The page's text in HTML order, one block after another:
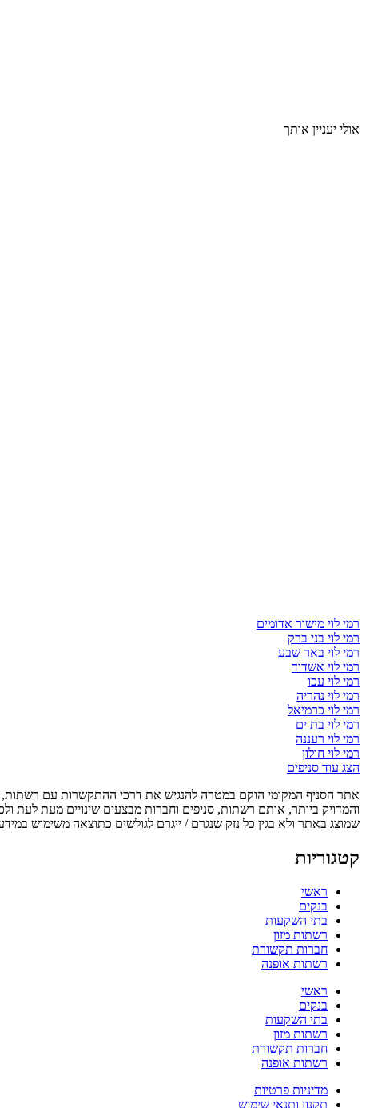
אולי יעניין אותך
רמי לוי מישור אדומים
רמי לוי בני ברק
רמי לוי באר שבע
רמי לוי אשדוד
רמי לוי עכו
רמי לוי נהריה
רמי לוי כרמיאל
רמי לוי בת ים
רמי לוי רעננה
רמי לוי חולון
הצג עוד סניפים
אתר הסניף המקומי הוקם במטרה להנגיש את דרכי ההתקשרות עם רשתות,
והמדויק ביותר, אותם רשתות, סניפים וחברות מבצעים שינויים מעת לעת
שמוצג באתר ולא בגין כל נזק שנגרם / ייגרם לגולשים כתוצאה משימוש
קטגוריות
ראשי
בנקים
בתי השקעות
רשתות מזון
חברות תקשורת
רשתות אופנה
ראשי
בנקים
בתי השקעות
רשתות מזון
חברות תקשורת
רשתות אופנה
מדיניות פרטיות
תקנון ותנאי שימוש